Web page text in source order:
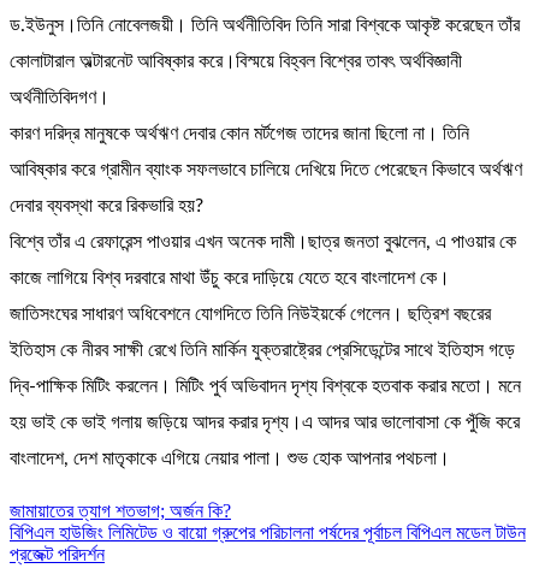
ড.ইউনুস।তিনি নোবেলজয়ী। তিনি অর্থনীতিবিদ তিনি সারা বিশ্বকে আকৃষ্ট করেছেন তাঁর
কোলাটারাল অল্টারনেট আবিষ্কার করে।বিস্ময়ে বিহ্বল বিশ্বের তাবৎ অর্থবিজ্ঞানী
অর্থনীতিবিদগণ।
কারণ দরিদ্র মানুষকে অর্থঋণ দেবার কোন মর্টগেজ তাদের জানা ছিলো না। তিনি
আবিষ্কার করে গ্রামীন ব্যাংক সফলভাবে চালিয়ে দেখিয়ে দিতে পেরেছেন কিভাবে অর্থঋণ
দেবার ব্যবস্থা করে রিকভারি হয়?
বিশ্বে তাঁর এ রেফারেন্স পাওয়ার এখন অনেক দামী।ছাত্র জনতা বুঝলেন, এ পাওয়ার কে
কাজে লাগিয়ে বিশ্ব দরবারে মাথা উঁচু করে দাড়িয়ে যেতে হবে বাংলাদেশ কে।
জাতিসংঘের সাধারণ অধিবেশনে যোগদিতে তিনি নিউইয়র্কে গেলেন। ছত্রিশ বছরের
ইতিহাস কে নীরব সাক্ষী রেখে তিনি মার্কিন যুক্তরাষ্ট্রের প্রেসিডেন্টের সাথে ইতিহাস গড়ে
দ্বি-পাক্ষিক মিটিং করলেন। মিটিং পুর্ব অভিবাদন দৃশ্য বিশ্বকে হতবাক করার মতো। মনে
হয় ভাই কে ভাই গলায় জড়িয়ে আদর করার দৃশ্য।এ আদর আর ভালোবাসা কে পুঁজি করে
বাংলাদেশ, দেশ মাতৃকাকে এগিয়ে নেয়ার পালা। শুভ হোক আপনার পথচলা।
Post
navigation
জামায়াতের ত্যাগ শতভাগ; অর্জন কি?
বিপিএল হাউজিং লিমিটেড ও বায়ো গ্রুপের পরিচালনা পর্ষদের পূর্বাচল বিপিএল মডেল টাউন
প্রজেক্ট পরিদর্শন